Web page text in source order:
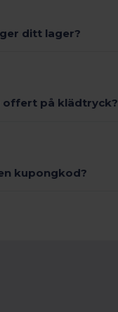
ditt lager?
offert på klädtryck?
kupongkod?